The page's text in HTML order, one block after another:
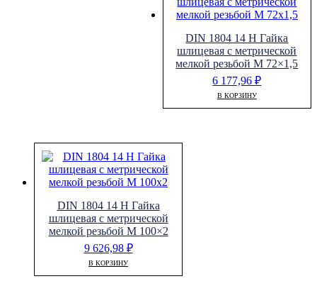
DIN 1804 14 H Гайка
шлицевая с метрической
мелкой резьбой M 72×1,5
6 177,96₽
В КОРЗИНУ
DIN 1804 14 H Гайка
шлицевая с метрической
мелкой резьбой M 100×2
9 626,98 ₽
В КОРЗИНУ